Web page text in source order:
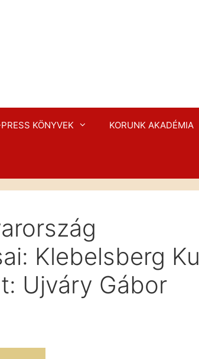
KÖNYVEK KORUNK AKADÉMIA
Klebelsberg
Ujváry Gábor